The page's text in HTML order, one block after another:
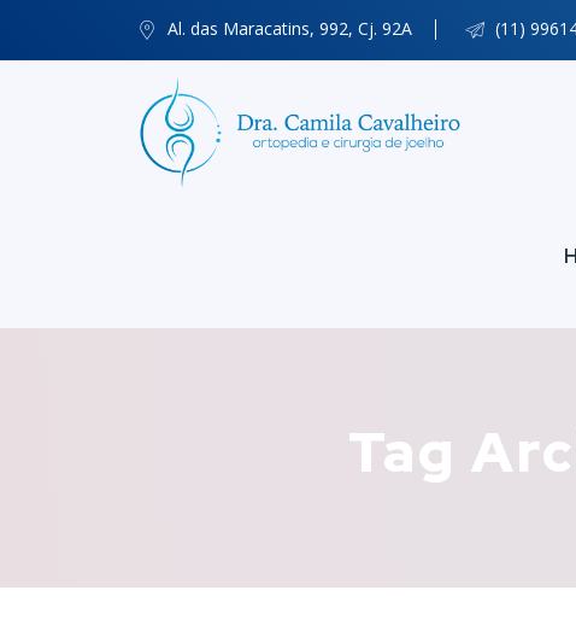
Al. das Maracatins, 992, Cj. 92A (11)
Tag